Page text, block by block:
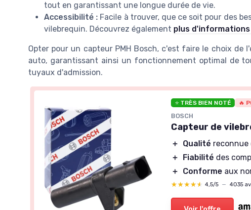
tout en garantissant une longue durée de vie.
Accessibilité : Facile à trouver, que ce soit pour des
vilebrequin. Découvrez également plus
Opter pour un capteur PMH Bosch, c'est faire le choix
auto, garantissant ainsi un fonctionnement optimal de
tuyaux d'admission.
⭐ TRÈS BIEN NOTÉ 🔥
BOSCH
Capteur de
＋ Qualité reconnue
＋
Fiabilité des
＋
Conforme aux
★★★★★
★★★★★ 4,5/5 — 4035